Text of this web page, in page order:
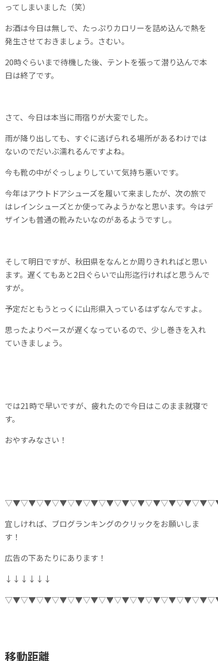
ってしまいました（笑）
お酒は今日は無しで、たっぷりカロリーを詰め込んで熱を
発生させておきましょう。さむい。
20時ぐらいまで待機した後、テントを張って潜り込んで本
日は終了です。
さて、今日は本当に雨宿りが大変でした。
雨が降り出しても、すぐに逃げられる場所があるわけでは
ないのでだいぶ濡れるんですよね。
今も靴の中がぐっしょりしていて気持ち悪いです。
今年はアウトドアシューズを履いて来ましたが、次の旅で
はレインシューズとか使ってみようかなと思います。今はデ
ザインも普通の靴みたいなのがあるようですし。
そして明日ですが、秋田県をなんとか周りきれればと思い
ます。遅くてもあと2日ぐらいで山形迄行ければと思うんで
すが。
予定だともうとっくに山形県入っているはずなんですよ。
思ったよりペースが遅くなっているので、少し巻きを入れ
ていきましょう。
では21時で早いですが、疲れたので今日はこのまま就寝で
す。
おやすみなさい！
宜しければ、ブログランキングのクリックをお願いしま
す！
広告の下あたりにあります！
↓↓↓↓↓↓
移動距離